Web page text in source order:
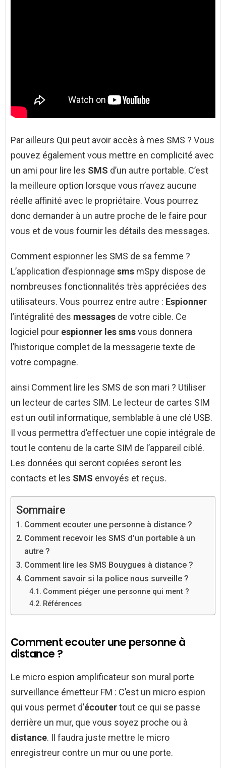
Par ailleurs Qui peut avoir accès à mes SMS ? Vous
pouvez également vous mettre en complicité avec
un ami pour lire les SMS d’un autre portable. C’est
la meilleure option lorsque vous n’avez aucune
réelle affinité avec le propriétaire. Vous pourrez
donc demander à un autre proche de le faire pour
vous et de vous fournir les détails des messages.
Comment espionner les SMS de sa femme ?
L’application d’espionnage sms mSpy dispose de
nombreuses fonctionnalités très appréciées des
utilisateurs. Vous pourrez entre autre : Espionner
l’intégralité des messages de votre cible. Ce
logiciel pour espionner les smsvous donnera
l’historique complet de la messagerie texte de
votre compagne.
ainsi Comment lire les SMS de son mari ? Utiliser
un lecteur de cartes SIM. Le lecteur de cartes SIM
est un outil informatique, semblable à une clé USB.
Il vous permettra d’effectuer une copie intégrale de
tout le contenu de la carte SIM de l’appareil ciblé.
Les données qui seront copiées seront les
contacts et les SMS envoyés et reçus.
Sommaire
Comment ecouter une personne à distance ?
Comment recevoir les SMS d’un portable à un
autre ?
Comment lire les SMS Bouygues à distance ?
Comment savoir si la police nous surveille ?
Comment piéger une personne qui ment ?
Références
Comment ecouter une personne à
distance ?
Le micro espion amplificateur son mural porte
surveillance émetteur FM : C’est un micro espion
qui vous permet d’écoutertout ce qui se passe
derrière un mur, que vous soyez proche ou à
distance. Il faudra juste mettre le micro
enregistreur contre un mur ou une porte.